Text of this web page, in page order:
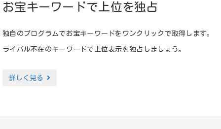
お宝キーワードで上位を独占
独自のプログラムでお宝キーワードをワンクリックで取得します。
ライバル不在のキーワードで上位表示を独占しましょう。
詳しく見る